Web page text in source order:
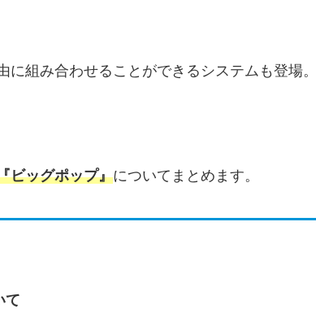
組み合わせることができるシステムも登場。
ビッグポップ』についてまとめます。
て